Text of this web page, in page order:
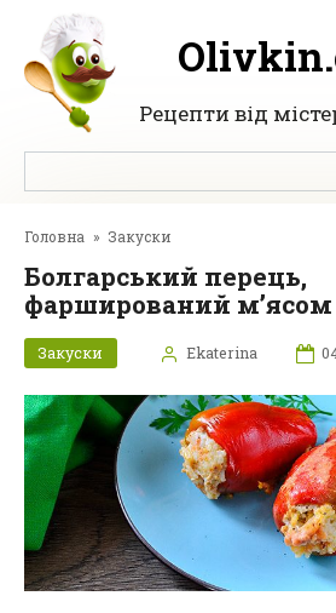
Перейти
вмісту
Рецепти від
Головна » Закуски
Болгарський перець,
фарширований
Закуски Ekaterina